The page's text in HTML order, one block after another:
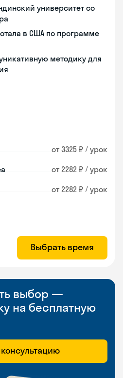
университет со
в США по программе
методику для
от 3325 ₽ / урок
от 2282 ₽ / урок
от 2282 ₽ / урок
Выбрать время
выбор —
на бесплатную